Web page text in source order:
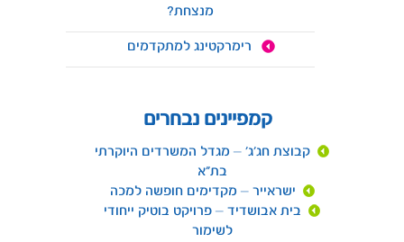
מנצחת?
רימרקטינג למתקדמים
קמפיינים נבחרים
קבוצת חג'ג' – מגדל המשרדים היוקרתי
בת"א
ישראייר – מקדימים חופשה למכה
בית אבושדיד – פרויקט בוטיק ייחודי
לשימור